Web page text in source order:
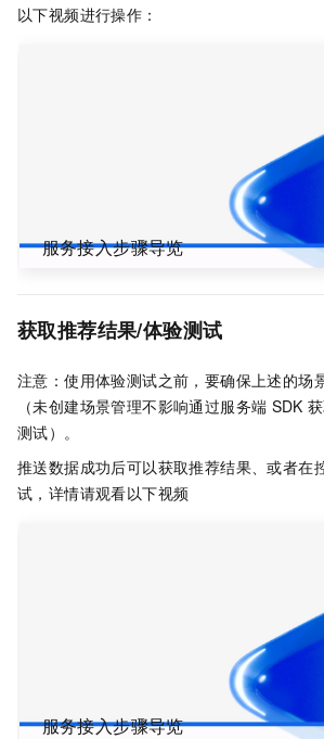
以下视频进行操作：
服务接入步骤导览
获取推荐结果/体验测试
注意：使用体验测试之前，要确保上述的场
（未创建场景管理不影响通过服务端 SDK
测试）。
推送数据成功后可以获取推荐结果、或者在
试，详情请观看以下视频
服务接入步骤导览